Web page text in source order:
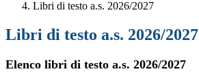
Libri di testo a.s. 2026/2027
Libri di testo a.s. 2026/2027
Elenco libri di testo a.s. 2026/2027